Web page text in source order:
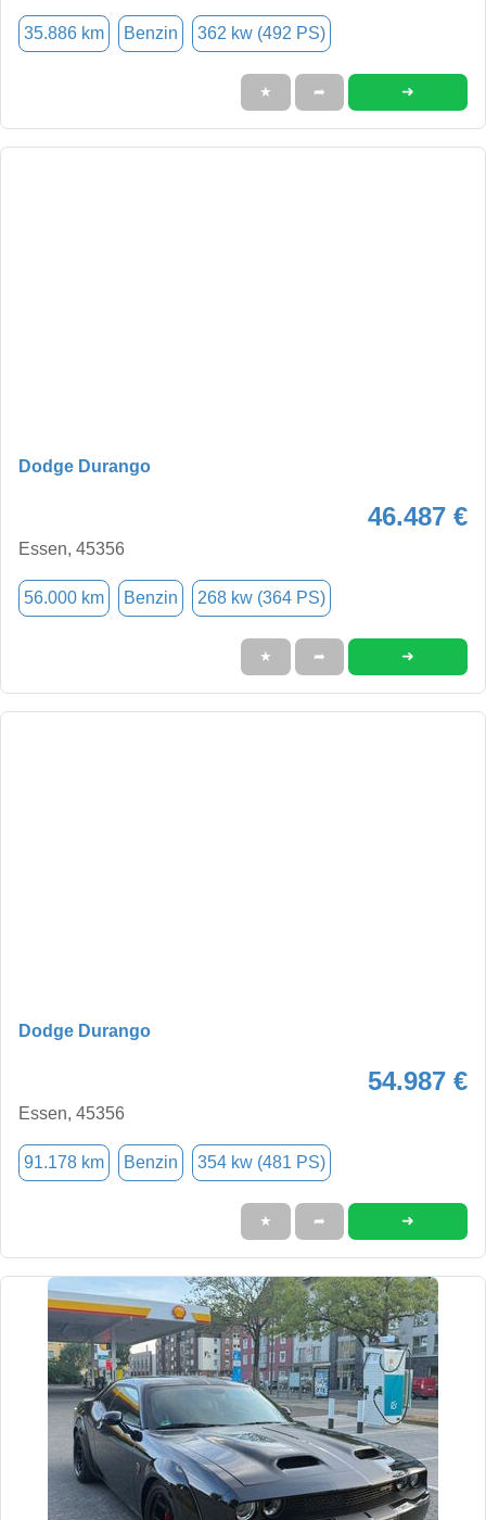
35.886 km Benzin 362 kw (492 PS)
★ ➦ ➜
Dodge Durango
46.487 €
Essen, 45356
56.000 km Benzin 268 kw (364 PS)
★ ➦ ➜
Dodge Durango
54.987 €
Essen, 45356
91.178 km Benzin 354 kw (481 PS)
★ ➦ ➜